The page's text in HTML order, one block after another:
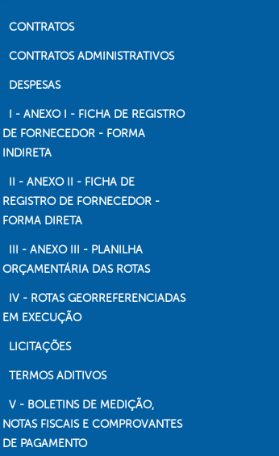
CONTRATOS
CONTRATOS ADMINISTRATIVOS
DESPESAS
I - ANEXO I - FICHA DE REGISTRO
DE FORNECEDOR - FORMA
INDIRETA
II - ANEXO II - FICHA DE
REGISTRO DE FORNECEDOR -
FORMA DIRETA
III - ANEXO III - PLANILHA
ORÇAMENTÁRIA DAS ROTAS
IV - ROTAS GEORREFERENCIADAS
EM EXECUÇÃO
LICITAÇÕES
TERMOS ADITIVOS
V - BOLETINS DE MEDIÇÃO,
NOTAS FISCAIS E COMPROVANTES
DE PAGAMENTO